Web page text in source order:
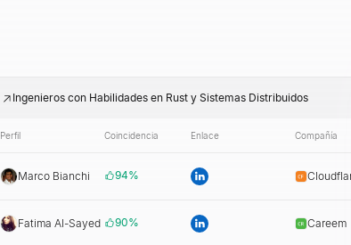
Ingenieros con Habilidades en Rust y Sistemas Distribuidos
Perfil Coincidencia Enlace Compañía
Marco Bianchi 94%
Fatima Al-Sayed 90% Careem